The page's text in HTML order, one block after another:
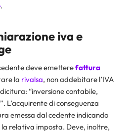
.
iva e
deve emetterefattura
la rivalsa, non addebitare l’IVA
“inversione contabile,
L’acquirente di conseguenza
emessa dal cedente indicando
la relativa imposta. Deve, inoltre,